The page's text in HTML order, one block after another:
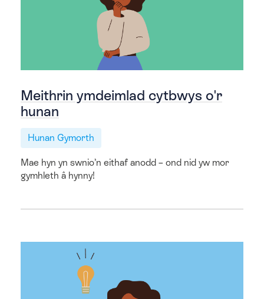
Meithrin ymdeimlad cytbwys o'r
hunan
Hunan Gymorth
Mae hyn yn swnio’n eithaf anodd – ond nid yw mor
gymhleth â hynny!